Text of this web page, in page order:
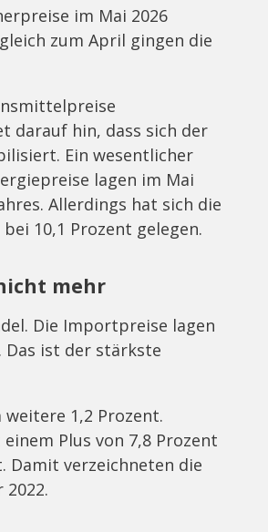
im Mai 2026
zum April gingen die
darauf hin, dass sich der
Ein wesentlicher
lagen im Mai
Allerdings hat sich die
10,1 Prozent gelegen.
mehr
Die Importpreise lagen
Das ist der stärkste
1,2 Prozent.
Plus von 7,8 Prozent
Damit verzeichneten die